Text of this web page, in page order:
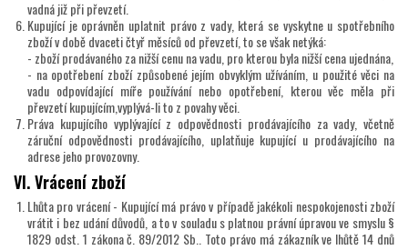
vadná již při převzetí.
Kupující je oprávněn uplatnit právo z vady, která se vyskytne u spotřebního
zboží v době dvaceti čtyř měsíců od převzetí, to se však netýká:
- zboží prodávaného za nižší cenu na vadu, pro kterou byla nižší cena ujednána,
- na opotřebení zboží způsobené jejím obvyklým užíváním, u použité věci na
vadu odpovídající míře používání nebo opotřebení, kterou věc měla při
převzetí kupujícím,vyplývá-li to z povahy věci.
Práva kupujícího vyplývající z odpovědnosti prodávajícího za vady, včetně
záruční odpovědnosti prodávajícího, uplatňuje kupující u prodávajícího na
adrese jeho provozovny.
VI. Vrácení zboží
Lhůta pro vrácení - Kupující má právo v případě jakékoli nespokojenosti zboží
vrátit i bez udání důvodů, a to v souladu s platnou právní úpravou ve smyslu §
1829 odst. 1 zákona č. 89/2012 Sb.. Toto právo má zákazník ve lhůtě 14 dnů